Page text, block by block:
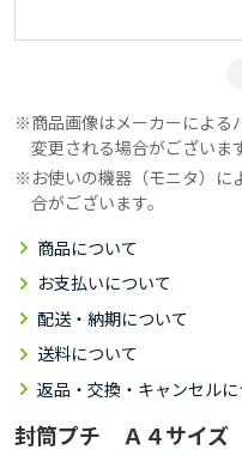
商品画像はメーカーによる
変更される場合がございま
お使いの機器（モニタ）に
合がございます。
商品について
お支払いについて
配送・納期について
送料について
返品・交換・キャンセルに
封筒プチ Ａ４サイズ